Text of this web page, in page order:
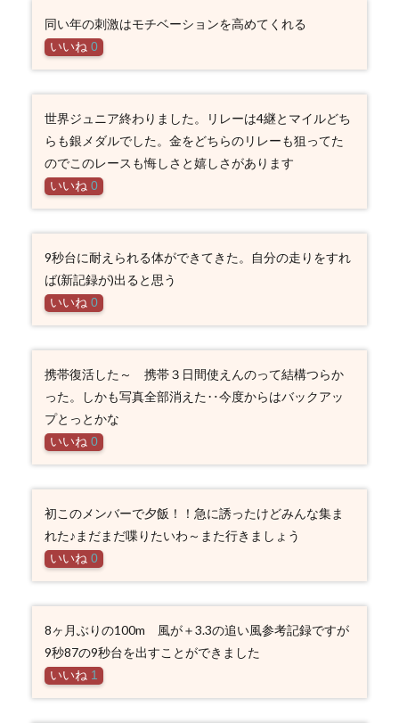
同い年の刺激はモチベーションを高めてくれる
いいね 0
世界ジュニア終わりました。リレーは4継とマイルどち
らも銀メダルでした。金をどちらのリレーも狙ってた
のでこのレースも悔しさと嬉しさがあります
いいね 0
9秒台に耐えられる体ができてきた。自分の走りをすれ
ば(新記録が)出ると思う
いいね 0
携帯復活した～ 携帯３日間使えんのって結構つらか
った。しかも写真全部消えた‥今度からはバックアッ
プとっとかな
いいね 0
初このメンバーで夕飯！！急に誘ったけどみんな集ま
れた♪まだまだ喋りたいわ～また行きましょう
いいね 0
8ヶ月ぶりの100m 風が＋3.3の追い風参考記録ですが
9秒87の9秒台を出すことができました
いいね 1